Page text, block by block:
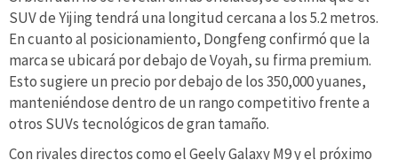
SUV de Yijing tendrá una longitud cercana a los 5.2 metros.
En cuanto al posicionamiento, Dongfeng confirmó que la
marca se ubicará por debajo de Voyah, su firma premium.
Esto sugiere un precio por debajo de los 350,000 yuanes,
manteniéndose dentro de un rango competitivo frente a
otros SUVs tecnológicos de gran tamaño.
Con rivales directos como el Geely Galaxy M9 y el próximo